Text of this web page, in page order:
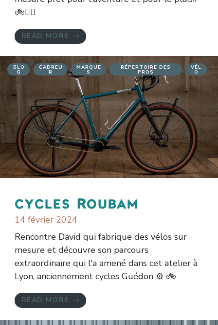
🚲👌🏻
READ MORE
BLO
G
CADREU
R
MARQUE
S
RÉPERTOIRE DES
PROS
VÉL
O
cycles Roubam
14 février 2024
Rencontre David qui fabrique des vélos sur
mesure et découvre son parcours
extraordinaire qui l'a amené dans cet atelier à
Lyon, anciennement cycles Guédon ⚙️ 🚲
READ MORE